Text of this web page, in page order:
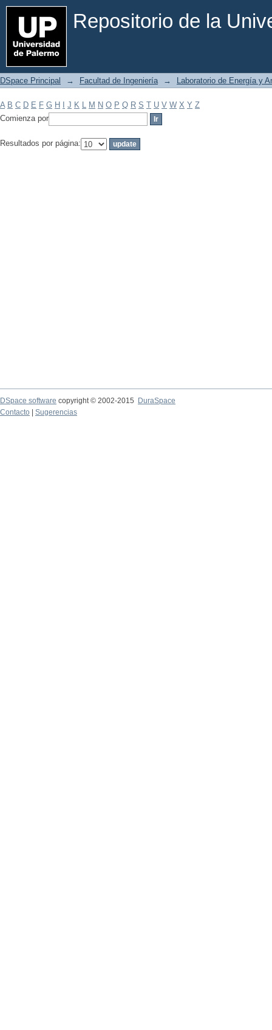
Repositorio de la
Filtrar por: Materia
DSpace Principal → Facultad de Ingeniería → Laboratorio de Energía y
A B C D E F G H J K L M N O P Q R S T U V W X Y Z
Comienza por
Resultados por página:
DSpace software copyright © 2002-2015
DuraSpace
Contacto
Sugerencias